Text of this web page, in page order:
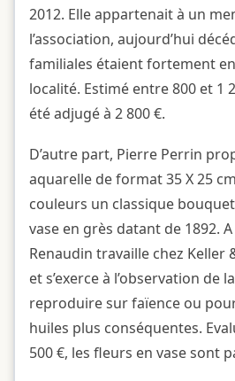
2012. Elle appartenait à un
l’association, aujourd’hui
familiales étaient fortement
localité. Estimé entre 800 et 1
été adjugé à 2 800 €.
D’autre part, Pierre Perrin
aquarelle de format 35 X 25
couleurs un classique
vase en grès datant de 1892.
Renaudin travaille chez Keller
et s’exerce à l’observation de
reproduire sur faïence ou
huiles plus conséquentes.
500 €, les fleurs en vase sont